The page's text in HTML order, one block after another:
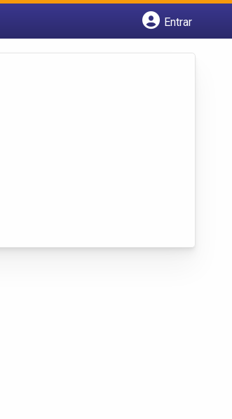
Entrar